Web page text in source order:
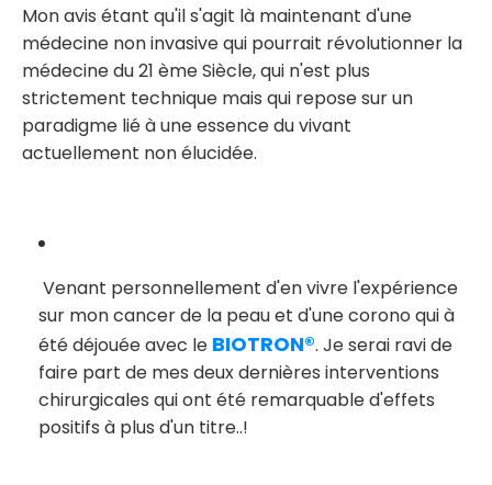
Mon avis étant qu'il s'agit là maintenant d'une
médecine non invasive qui pourrait révolutionner la
médecine du 21 ème Siècle, qui n'est plus
strictement technique mais qui repose sur un
paradigme lié à une essence du vivant
actuellement non élucidée.
Venant personnellement d'en vivre l'expérience
sur mon cancer de la peau et d'une corono qui à
été déjouée avec le BIOTRON®. Je serai ravi de
faire part de mes deux dernières interventions
chirurgicales qui ont été remarquable d'effets
positifs à plus d'un titre..!